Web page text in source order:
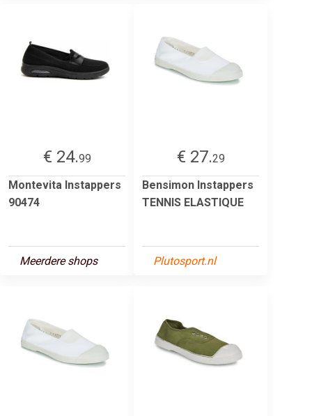
€ 24.99
Montevita Instappers
90474
Meerdere shops
€ 27.29
Bensimon Instappers
TENNIS ELASTIQUE
Plutosport.nl